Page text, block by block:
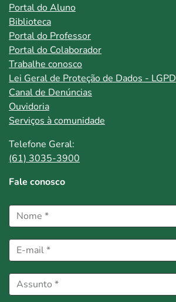
Portal do Aluno
Biblioteca
Portal do Professor
Portal do Colaborador
Trabalhe conosco
Lei Geral de Proteção de Dados - LGPD
Canal de Denúncias
Ouvidoria
Serviços à comunidade
Telefone Geral:
(61) 3035-3900
Fale conosco